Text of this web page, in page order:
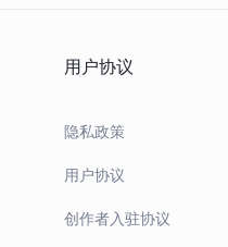
用户协议
隐私政策
用户协议
创作者入驻协议